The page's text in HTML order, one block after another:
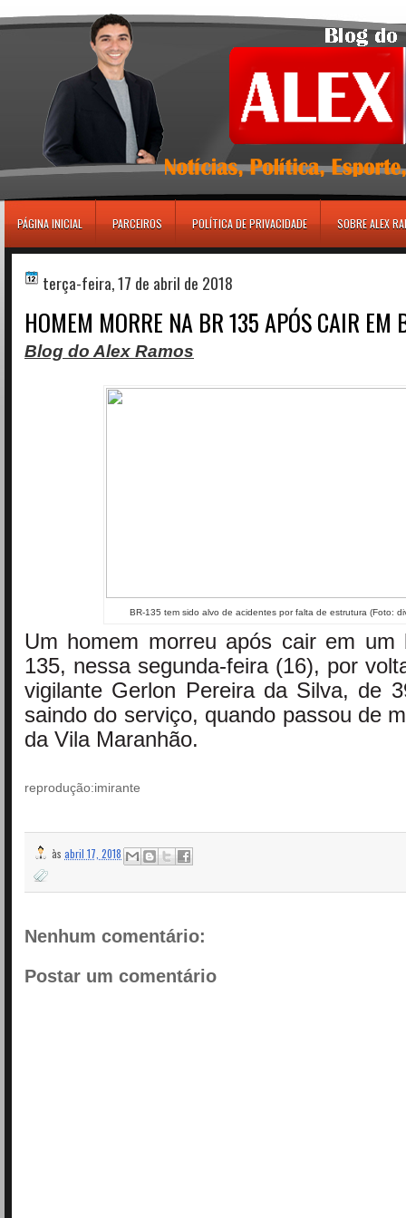
PÁGINA INICIAL PARCEIROS POLÍTICA DE PRIVACIDADE SOBRE ALEX
terça-feira, 17 de abril de 2018
HOMEM MORRE NA BR 135 APÓS CAIR EM
Blog do Alex Ramos
BR-135 tem sido alvo de acidentes por falta de estrutura (Foto:
Um homem morreu após cair em um
135, nessa segunda-feira (16), por
vigilante Gerlon Pereira da Silva, de
saindo do serviço, quando passou de
da Vila Maranhão.
reprodução:imirante
às abril 17, 2018
Nenhum comentário:
Postar um comentário